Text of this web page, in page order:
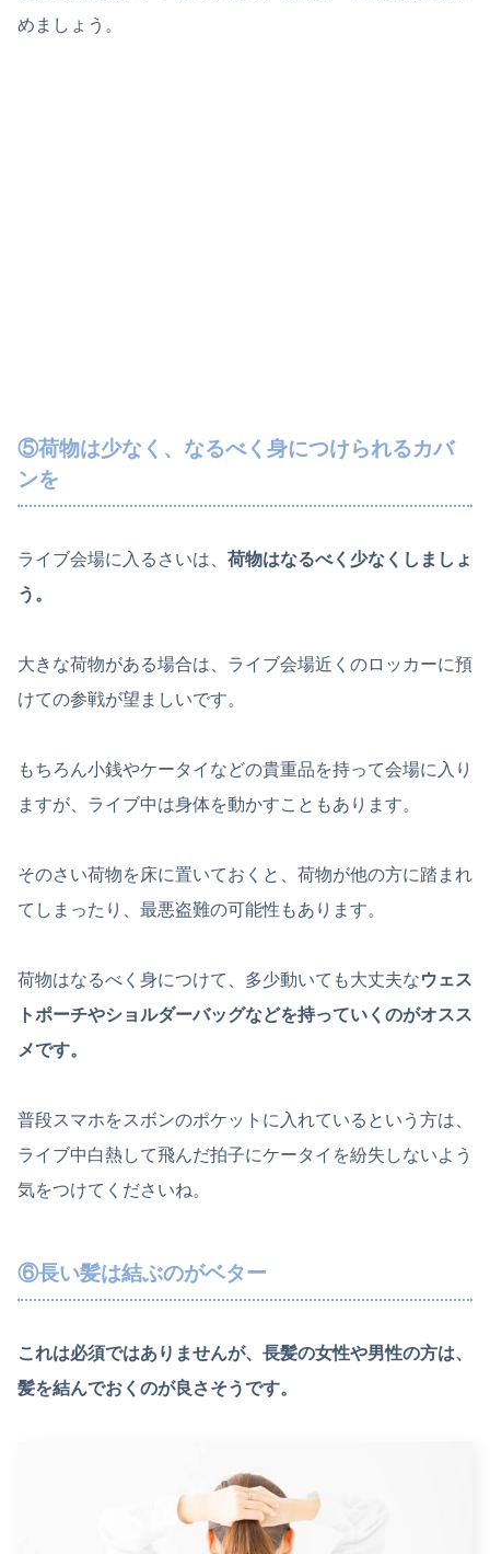
めましょう。
⑤荷物は少なく、なるべく身につけられるカバ
ンを
ライブ会場に入るさいは、 荷物はなるべく少なくしましょ
う。
大きな荷物がある場合は、ライブ会場近くのロッカーに預
けての参戦が望ましいです。
もちろん小銭やケータイなどの貴重品を持って会場に入り
ますが、ライブ中は身体を動かすこともあります。
そのさい荷物を床に置いておくと、荷物が他の方に踏まれ
てしまったり、最悪盗難の可能性もあります。
荷物はなるべく身につけて、多少動いても大丈夫なウェス
トポーチやショルダーバッグなどを持っていくのがオスス
メです。
普段スマホをスボンのポケットに入れているという方は、
ライブ中白熱して飛んだ拍子にケータイを紛失しないよう
気をつけてくださいね。
⑥長い髪は結ぶのがベター
これは必須ではありませんが、長髪の女性や男性の方は、
髪を結んでおくのが良さそうです。